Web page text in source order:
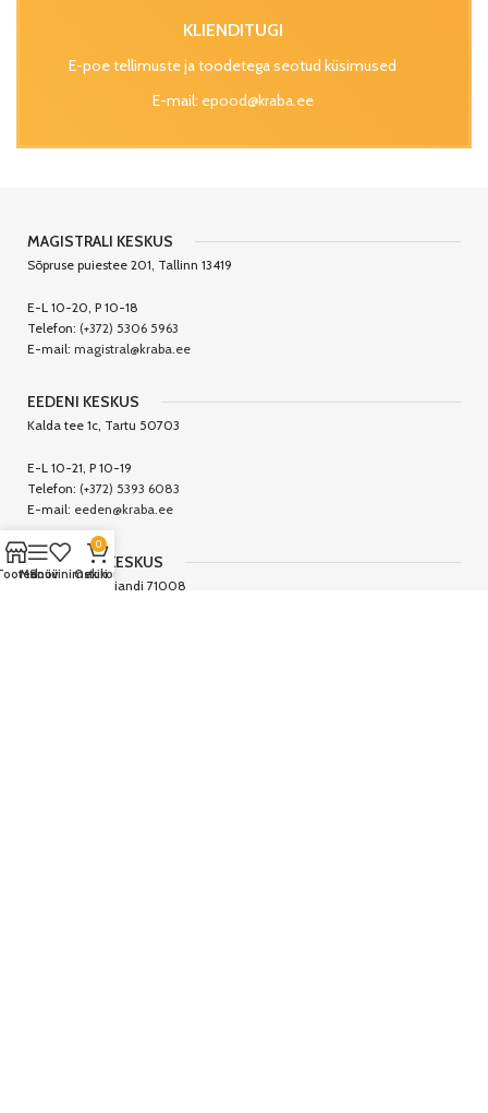
KLIENDITUGI
E-poe tellimuste ja toodetega seotud küsimused
E-mail: epood@kraba.ee
MAGISTRALI KESKUS
Sõpruse puiestee 201, Tallinn 13419
E-L 10-20, P 10-18
Telefon: (+372) 5306 5963
E-mail: magistral@kraba.ee
EEDENI KESKUS
Kalda tee 1c, Tartu 50703
E-L 10-21, P 10-19
Telefon: (+372) 5393 6083
E-mail: eeden@kraba.ee
CENTRUMI KESKUS
Tallinna 24, Viljandi 71008
Menüü
Soovinimekiri
0
Ostukorv